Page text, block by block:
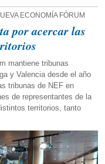
ECONOMÍA FÓRUM
por acercar las
mantiene tribunas
y Valencia desde el año
tribunas de NEF en
de representantes de la
territorios, tanto